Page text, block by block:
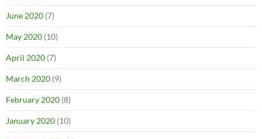
June 2020 (7)
May 2020 (10)
April 2020 (7)
March 2020 (9)
February 2020 (8)
January 2020 (10)